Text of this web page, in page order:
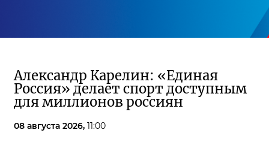
Александр Карелин: «Единая
Россия» делает спорт доступным
для миллионов россиян
08 августа 2026, 11:00